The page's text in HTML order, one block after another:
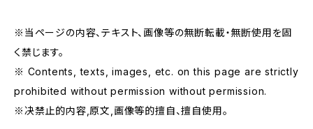
※当ページの内容、テキスト、画像等の無断転載・無断使用を固
く禁じます。
※ Contents, texts, images, etc. on this page are strictly
prohibited without permission without permission.
※决禁止的内容,原文,画像等的擅自、擅自使用。